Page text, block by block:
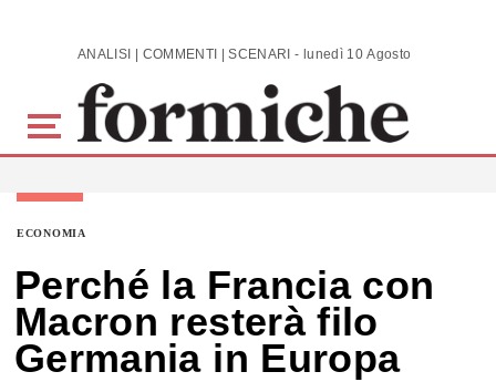
Skip to main content ANALISI | COMMENTI | SCENARI - lunedì 10 Agosto 2026
ECONOMIA
Perché la Francia con
Macron resterà filo
Germania in Europa